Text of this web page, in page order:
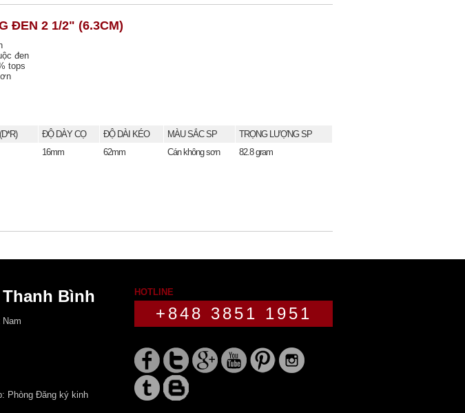
ĐEN 2 1/2" (6.3CM)
đen
tops
ĐỘ DÀY CỌ ĐỘ DÀI KÉO MÀU SẮC SP
TRỌNG LƯỢNG SP
16mm 62mm Cán không sơn 82.8 gram
HOTLINE
+848 3851 1951
Bình
Nam
Phòng Đăng ký kinh